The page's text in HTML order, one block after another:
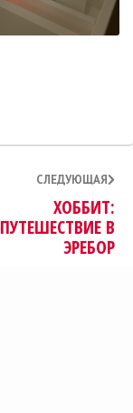
СЛЕДУЮЩАЯ
ХОББИТ:
ПУТЕШЕСТВИЕ В
ЭРЕБОР